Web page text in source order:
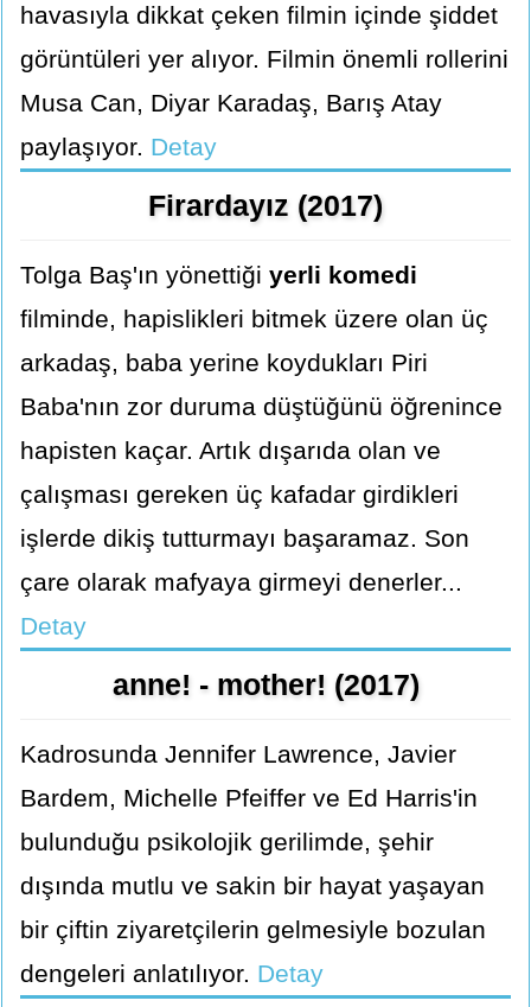
havasıyla dikkat çeken filmin içinde şiddet
görüntüleri yer alıyor. Filmin önemli rollerini
Musa Can, Diyar Karadaş, Barış Atay
paylaşıyor. Detay
Firardayız (2017)
Tolga Baş'ın yönettiği yerli komedi
filminde, hapislikleri bitmek üzere olan üç
arkadaş, baba yerine koydukları Piri
Baba'nın zor duruma düştüğünü öğrenince
hapisten kaçar. Artık dışarıda olan ve
çalışması gereken üç kafadar girdikleri
işlerde dikiş tutturmayı başaramaz. Son
çare olarak mafyaya girmeyi denerler...
Detay
anne! - mother! (2017)
Kadrosunda Jennifer Lawrence, Javier
Bardem, Michelle Pfeiffer ve Ed Harris'in
bulunduğu psikolojik gerilimde, şehir
dışında mutlu ve sakin bir hayat yaşayan
bir çiftin ziyaretçilerin gelmesiyle bozulan
dengeleri anlatılıyor. Detay